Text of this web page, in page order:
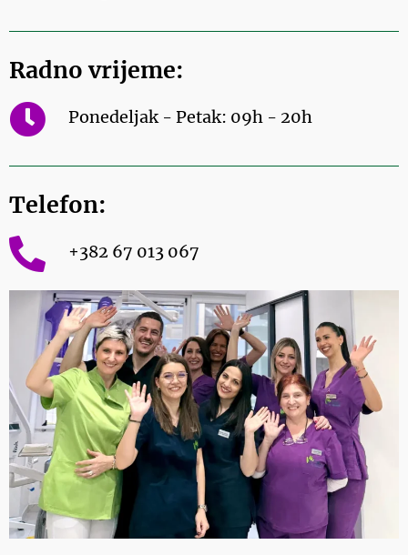
Radno vrijeme:
Ponedeljak - Petak: 09h - 20h
Telefon:
+382 67 013 067